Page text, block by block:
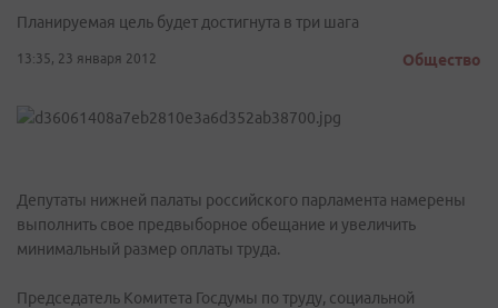
Планируемая цель будет достигнута в три шага
13:35, 23 января 2012 Общество
Депутаты нижней палаты российского парламента намерены
выполнить свое предвыборное обещание и увеличить
минимальный размер оплаты труда.
Председатель Комитета Госдумы по труду, социальной